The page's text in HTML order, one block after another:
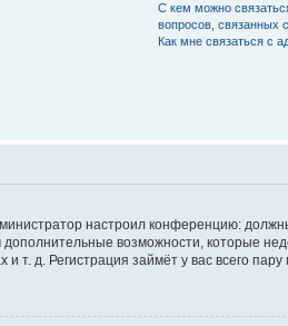
С кем можно
вопросов, связанных
Как мне связаться с
настроил конференцию:
возможности, которые
т. д. Регистрация займёт у вас всего